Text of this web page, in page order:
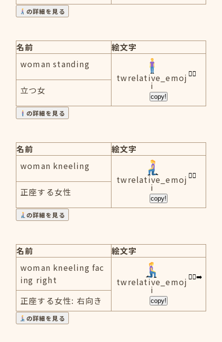
の詳細を見る
名前
絵文字
woman standing
twrelative_emoj
i
copy!
立つ女
の詳細を見る
名前
絵文字
woman kneeling
twrelative_emoj
i
copy!
正座する女性
の詳細を見る
名前
絵文字
woman kneeling fac
ing right
twrelative_emoj
i
copy!
正座する女性: 右向き
の詳細を見る